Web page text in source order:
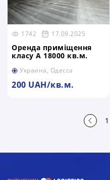
1742 17.09.2025
Оренда приміщення
класу А 18000 кв.м.
Украина, Одесса
200 UAH/кв.м.
1